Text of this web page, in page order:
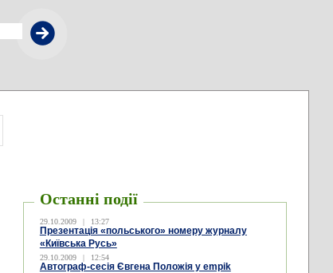
Останні події
29.10.2009 | 13:27
Презентація «польського» номеру журналу
«Київська Русь»
29.10.2009 | 12:54
Автограф-сесія Євгена Положія у empik